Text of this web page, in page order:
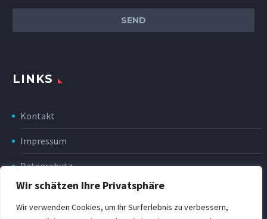
Wir schätzen Ihre Privatsphäre
Wir verwenden Cookies, um Ihr Surferlebnis zu verbessern,
LINKS
Kontakt
Impressum
Datenschutz
Disclaimer
Rückgabe & Erstattung